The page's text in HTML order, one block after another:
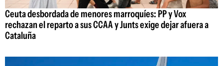
Ceuta desbordada de menores marroquíes: PP y Vox
rechazan el reparto a sus CCAA y Junts exige dejar afuera a
Cataluña